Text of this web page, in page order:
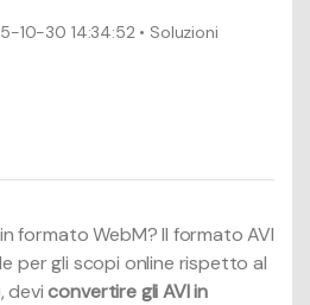
10-30 14:34:52 • Soluzioni
formato WebM? Il formato AVI
per gli scopi online rispetto al
devi convertire gli AVI in